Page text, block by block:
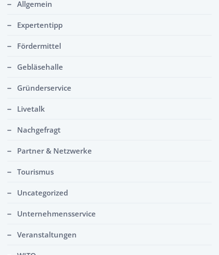
Allgemein
Expertentipp
Fördermittel
Gebläsehalle
Gründerservice
Livetalk
Nachgefragt
Partner & Netzwerke
Tourismus
Uncategorized
Unternehmensservice
Veranstaltungen